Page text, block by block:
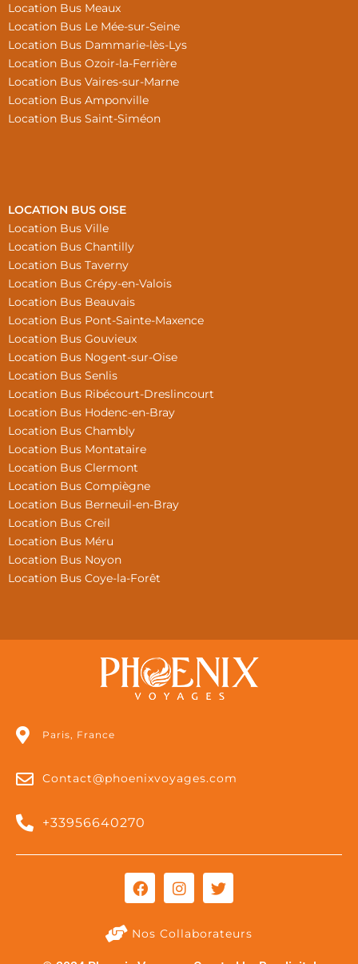
Location Bus Meaux
Location Bus Le Mée-sur-Seine
Location Bus Dammarie-lès-Lys
Location Bus Ozoir-la-Ferrière
Location Bus Vaires-sur-Marne
Location Bus Amponville
Location Bus Saint-Siméon
LOCATION BUS OISE
Location Bus Ville
Location Bus Chantilly
Location Bus Taverny
Location Bus Crépy-en-Valois
Location Bus Beauvais
Location Bus Pont-Sainte-Maxence
Location Bus Gouvieux
Location Bus Nogent-sur-Oise
Location Bus Senlis
Location Bus Ribécourt-Dreslincourt
Location Bus Hodenc-en-Bray
Location Bus Chambly
Location Bus Montataire
Location Bus Clermont
Location Bus Compiègne
Location Bus Berneuil-en-Bray
Location Bus Creil
Location Bus Méru
Location Bus Noyon
Location Bus Coye-la-Forêt
Paris, France
Contact@phoenixvoyages.com
+33956640270
Nos Collaborateurs